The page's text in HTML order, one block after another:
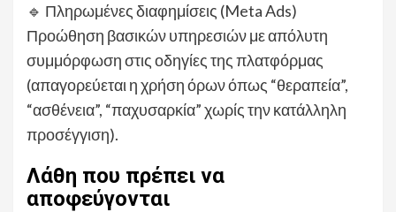
🔹 Πληρωμένες διαφημίσεις (Meta Ads)
Προώθηση βασικών υπηρεσιών με απόλυτη
συμμόρφωση στις οδηγίες της πλατφόρμας
(απαγορεύεται η χρήση όρων όπως “θεραπεία”,
“ασθένεια”, “παχυσαρκία” χωρίς την κατάλληλη
προσέγγιση).
Λάθη που πρέπει να
αποφεύγονται